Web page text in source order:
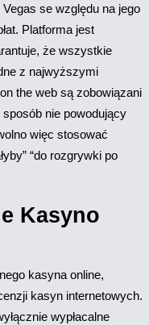
se względu na jego
Platforma jest
że wszystkie
z najwyższymi
the web są zobowiązani
nie powodujący
więc stosować
“do rozgrywki po
Kasyno
kasyna online,
kasyn internetowych.
wypłacalne